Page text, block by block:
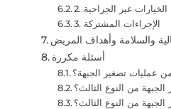
2. الخيارات غير الجراحية
3. الإجراءات المشتركة
والسلامة وأهداف المريض
أسئلة مكررة
من عمليات تصغير الجبهة؟
من النوع الثالث؟
من النوع الثالث؟